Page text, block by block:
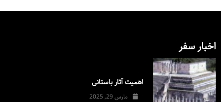
اخبار سفر
اهمیت آثار باستانی
مارس 29, 2025